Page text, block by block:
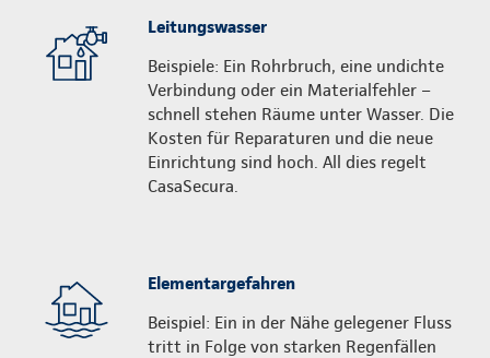
Leitungswasser
Beispiele: Ein Rohrbruch, eine undichte
Verbindung oder ein Materialfehler –
schnell stehen Räume unter Wasser. Die
Kosten für Reparaturen und die neue
Einrichtung sind hoch. All dies regelt
CasaSecura.
Elementargefahren
Beispiel: Ein in der Nähe gelegener Fluss
tritt in Folge von starken Regenfällen